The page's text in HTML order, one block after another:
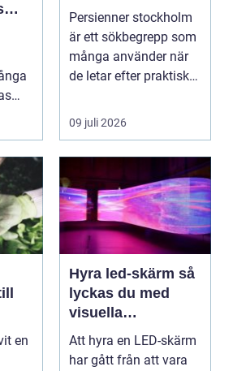
Persienner stockholm
är ett sökbegrepp som
många använder när
de letar efter praktiska
09 juli 2026
en
Hyra led-skärm så
lyckas du med
visuella
upplevelser på
event
Att hyra en LED-skärm
har gått från att vara